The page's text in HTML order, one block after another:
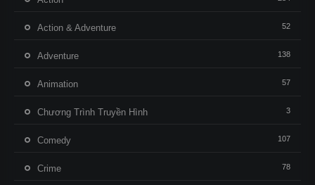
Action & Adventure 52
Adventure 138
Animation 57
Chương Trình Truyền Hình 3
Comedy 107
Crime 78